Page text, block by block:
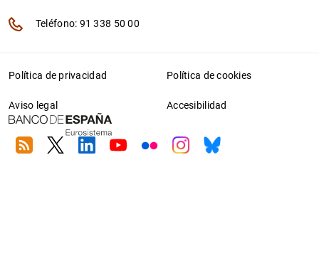
Teléfono: 91 338 50 00
Política de privacidad Política de cookies
Aviso legal Accesibilidad
RSS TwitterLinkedin
YoutubeFlickrInstagram
Bluesky